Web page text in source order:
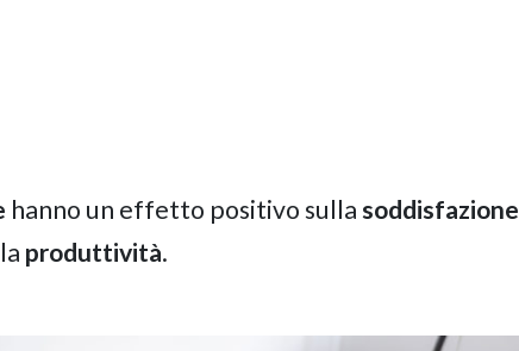
hanno un effetto positivo sullasoddisfazione
produttività.